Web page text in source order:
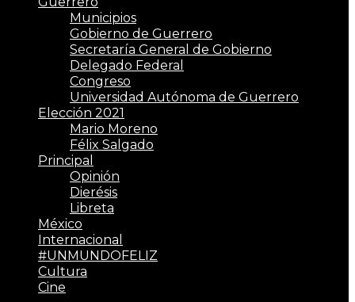
Municipios
Gobierno de Guerrero
Secretaría General de Gobierno
Delegado Federal
Congreso
Universidad Autónoma de Guerrero
Elección 2021
Mario Moreno
Félix Salgado
Principal
Opinión
Dierésis
Libreta
México
Internacional
#UNMUNDOFELIZ
Cultura
Cine